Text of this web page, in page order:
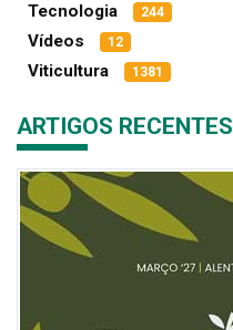
Tecnologia 244
Vídeos 12
Viticultura 1381
ARTIGOS RECENTES